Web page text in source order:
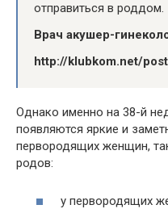
отправиться в роддом.
Врач акушер-
http://klubkom.net/
Однако именно на 38-й
появляются яркие и
первородящих женщин,
родов:
у первородящих